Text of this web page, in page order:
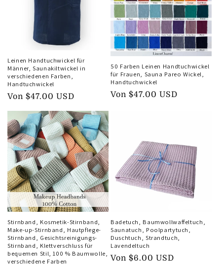
Leinen Handtuchwickel für
Männer, Saunakiltwickel in
verschiedenen Farben,
Handtuchwickel
Normaler
Von $47.00 USD
50 Farben Leinen Handtuchwickel
für Frauen, Sauna Pareo Wickel,
Handtuchwickel
Normaler
Von $47.00 USD
Stirnband, Kosmetik-Stirnband,
Make-up-Stirnband, Hautpflege-
Stirnband, Gesichtsreinigungs-
Stirnband, Klettverschluss für
bequemen Stil, 100 % Baumwolle,
verschiedene Farben
Badetuch, Baumwollwaffeltuch,
Saunatuch, Poolpartytuch,
Duschtuch, Strandtuch,
Lavendeltuch
Normaler
Von $6.00 USD